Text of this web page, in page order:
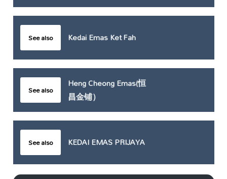
See also Kedai Emas Ket Fah
See also
Heng Cheong Emas(恒
昌金铺）
See also KEDAI EMAS PRIJAYA